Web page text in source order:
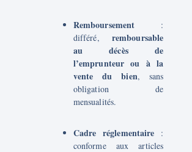
Remboursement :
différé, remboursable
au décès de
l’emprunteur ou à la
vente du bien, sans
obligation de
mensualités.
Cadre réglementaire :
conforme aux articles